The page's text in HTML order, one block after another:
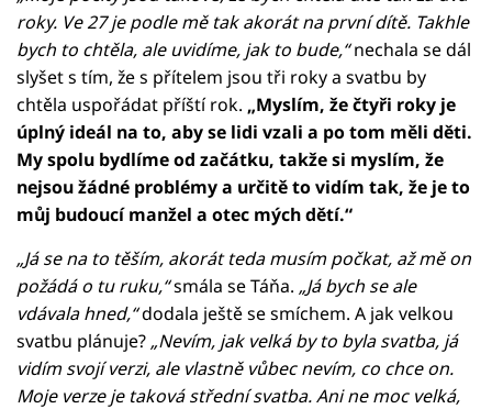
roky. Ve 27 je podle mě tak akorát na první dítě. Takhle
bych to chtěla, ale uvidíme, jak to bude,“nechala se dál
slyšet s tím, že s přítelem jsou tři roky a svatbu by
chtěla uspořádat příští rok. „Myslím, že čtyři roky je
úplný ideál na to, aby se lidi vzali a po tom měli děti.
My spolu bydlíme od začátku, takže si myslím, že
nejsou žádné problémy a určitě to vidím tak, že je to
můj budoucí manžel a otec mých dětí.“
„Já se na to těším, akorát teda musím počkat, až mě on
požádá o tu ruku,“smála se Táňa. „Já bych se ale
vdávala hned,“dodala ještě se smíchem. A jak velkou
svatbu plánuje? „Nevím, jak velká by to byla svatba, já
vidím svojí verzi, ale vlastně vůbec nevím, co chce on.
Moje verze je taková střední svatba. Ani ne moc velká,